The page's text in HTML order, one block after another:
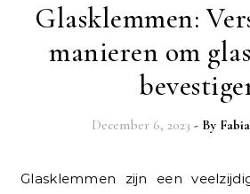
Glasklemmen:
manieren om
December 6, 2023 - By
Glasklemmen zijn een veelzijdige oplossing voor